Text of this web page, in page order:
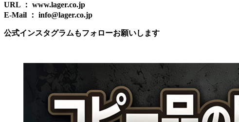
URL ： www.lager.co.jp
E-Mail ： info@lager.co.jp
公式インスタグラムもフォローお願いします